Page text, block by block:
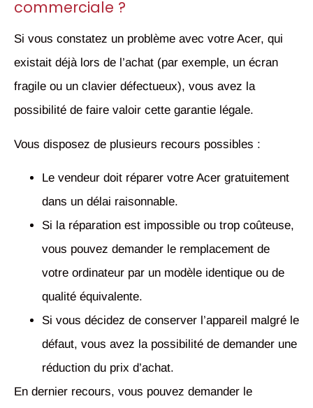
commerciale ?
Si vous constatez un problème avec votre Acer, qui
existait déjà lors de l’achat (par exemple, un écran
fragile ou un clavier défectueux), vous avez la
possibilité de faire valoir cette garantie légale.
Vous disposez de plusieurs recours possibles :
Le vendeur doit réparer votre Acer gratuitement
dans un délai raisonnable.
Si la réparation est impossible ou trop coûteuse,
vous pouvez demander le remplacement de
votre ordinateur par un modèle identique ou de
qualité équivalente.
Si vous décidez de conserver l’appareil malgré le
défaut, vous avez la possibilité de demander une
réduction du prix d’achat.
En dernier recours, vous pouvez demander le